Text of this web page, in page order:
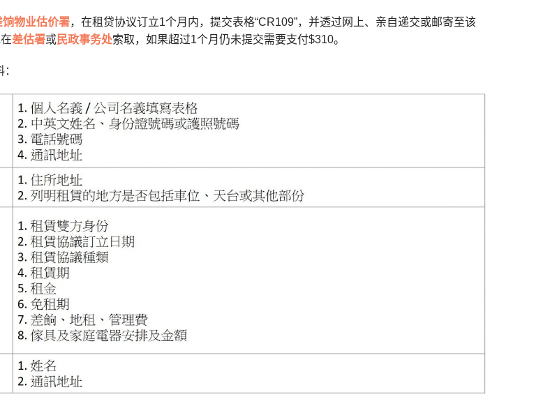
饷物业估价署，在租贷协议订立1个月内，提交表格“CR109”，并透过网上、亲自递交或邮寄至该
差估署或民政事务处索取，如果超过1个月仍未提交需要支付$310。